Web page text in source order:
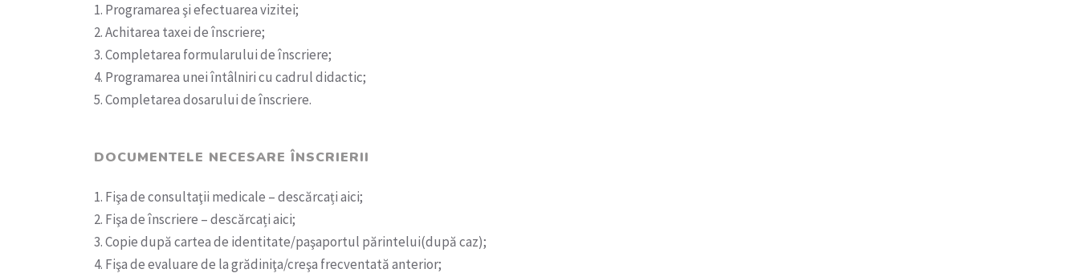
1. Programarea şi efectuarea vizitei;
2. Achitarea taxei de înscriere;
3. Completarea formularului de înscriere;
4. Programarea unei întâlniri cu cadrul didactic;
5. Completarea dosarului de înscriere.
DOCUMENTELE NECESARE ÎNSCRIERII
1. Fişa de consultaţii medicale – descărcați aici;
2. Fişa de înscriere – descărcați aici;
3. Copie după cartea de identitate/paşaportul părintelui(după caz);
4. Fişa de evaluare de la grădiniţa/creşa frecventată anterior;